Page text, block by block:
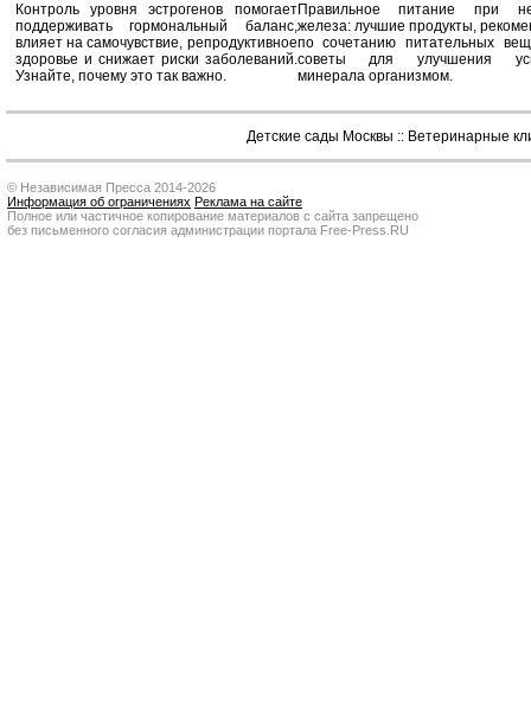
Контроль уровня эстрогенов помогает
поддерживать гормональный баланс,
влияет на самочувствие, репродуктивное
здоровье и снижает риски заболеваний.
Узнайте, почему это так важно.
Правильное питание при
железа: лучшие продукты,
по сочетанию питательных
советы для улучшения
минерала организмом.
Детские сады Москвы :: Ветеринарные
© Независимая Пресса 2014-2026
Информация об ограничениях Реклама на сайте
Полное или частичное копирование материалов с сайта запрещено
без письменного согласия администрации портала Free-Press.RU